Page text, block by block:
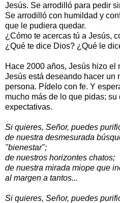
Jesús. Se arrodilló para pedir
Se arrodilló con humildad y
que le pudiera quedar.
¿Cómo te acercas tú a Jesús,
¿Qué te dice Dios? ¿Qué le
Hace 2000 años, Jesús hizo el
Jesús está deseando hacer un
persona. Pídelo con fe. Y
mucho más de lo que pidas;
expectativas.
Si quieres, Señor, puedes
de nuestra desmesurada
"bienestar";
de nuestros horizontes chatos;
de nuestra mirada miope que
al margen a tantos...
Si quieres, Señor, puedes